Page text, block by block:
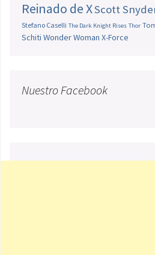
Reinado de XScott
Stefano Caselli The Dark Knight Rises Thor
Schiti Wonder Woman X-Force
Nuestro Facebook